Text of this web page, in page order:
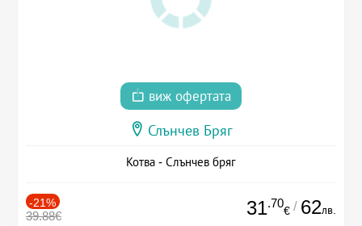
виж офертата
Слънчев Бряг
Котва - Слънчев бряг
-21%
39.88€ 31.70
€ / 62лв.